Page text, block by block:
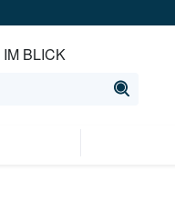
IM BLICK